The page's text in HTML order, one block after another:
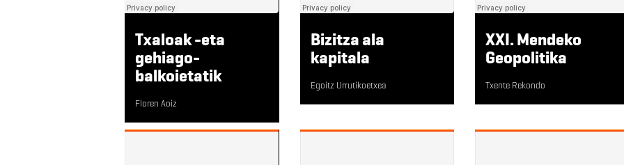
Txaloak -eta
gehiago-
balkoietatik
Floren Aoiz
Bizitza ala
kapitala
Egoitz Urrutikoetxea
XXI. Mendeko
Geopolitika
Txente Rekondo